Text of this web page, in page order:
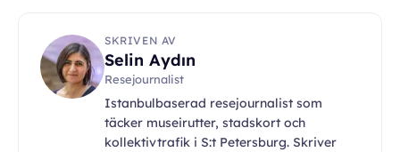
SKRIVEN AV
Selin Aydın
Resejournalist
Istanbulbaserad resejournalist som
täcker museirutter, stadskort och
kollektivtrafik i S:t Petersburg. Skriver